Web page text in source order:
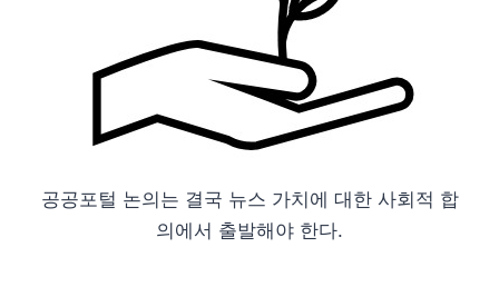
공공포털 논의는 결국 뉴스 가치에 대한 사회적 합
의에서 출발해야 한다.